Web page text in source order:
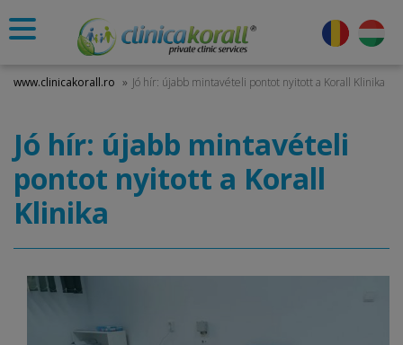
www.clinicakorall.ro » Jó hír: újabb mintavételi pontot nyitott a Korall Klinika
Jó hír: újabb mintavételi
pontot nyitott a Korall
Klinika